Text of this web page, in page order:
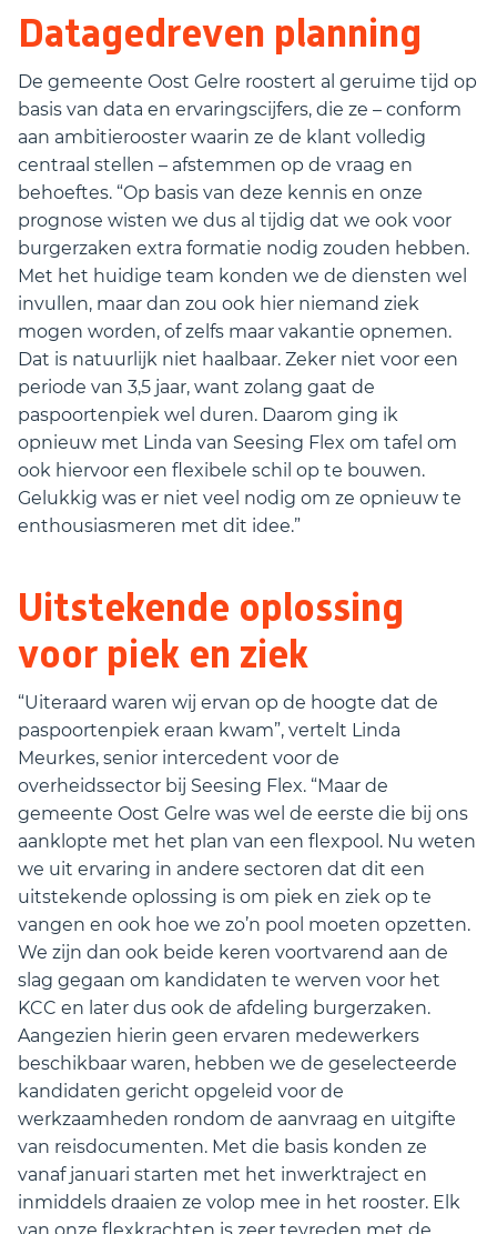
Datagedreven planning
De gemeente Oost Gelre roostert al geruime tijd op
basis van data en ervaringscijfers, die ze – conform
aan ambitierooster waarin ze de klant volledig
centraal stellen – afstemmen op de vraag en
behoeftes. “Op basis van deze kennis en onze
prognose wisten we dus al tijdig dat we ook voor
burgerzaken extra formatie nodig zouden hebben.
Met het huidige team konden we de diensten wel
invullen, maar dan zou ook hier niemand ziek
mogen worden, of zelfs maar vakantie opnemen.
Dat is natuurlijk niet haalbaar. Zeker niet voor een
periode van 3,5 jaar, want zolang gaat de
paspoortenpiek wel duren. Daarom ging ik
opnieuw met Linda van Seesing Flex om tafel om
ook hiervoor een flexibele schil op te bouwen.
Gelukkig was er niet veel nodig om ze opnieuw te
enthousiasmeren met dit idee.”
Uitstekende oplossing
voor piek en ziek
“Uiteraard waren wij ervan op de hoogte dat de
paspoortenpiek eraan kwam”, vertelt Linda
Meurkes, senior intercedent voor de
overheidssector bij Seesing Flex. “Maar de
gemeente Oost Gelre was wel de eerste die bij ons
aanklopte met het plan van een flexpool. Nu weten
we uit ervaring in andere sectoren dat dit een
uitstekende oplossing is om piek en ziek op te
vangen en ook hoe we zo’n pool moeten opzetten.
We zijn dan ook beide keren voortvarend aan de
slag gegaan om kandidaten te werven voor het
KCC en later dus ook de afdeling burgerzaken.
Aangezien hierin geen ervaren medewerkers
beschikbaar waren, hebben we de geselecteerde
kandidaten gericht opgeleid voor de
werkzaamheden rondom de aanvraag en uitgifte
van reisdocumenten. Met die basis konden ze
vanaf januari starten met het inwerktraject en
inmiddels draaien ze volop mee in het rooster. Elk